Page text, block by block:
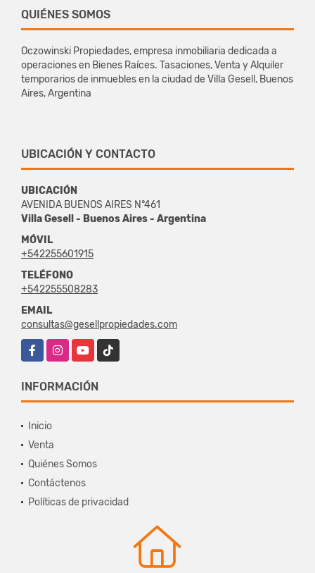
QUIÉNES SOMOS
Oczowinski Propiedades, empresa inmobiliaria dedicada a
operaciones en Bienes Raíces. Tasaciones, Venta y Alquiler
temporarios de inmuebles en la ciudad de Villa Gesell, Buenos
Aires, Argentina
UBICACIÓN Y CONTACTO
UBICACIÓN
AVENIDA BUENOS AIRES N°461
Villa Gesell - Buenos Aires - Argentina
MÓVIL
+542255601915
TELÉFONO
+542255508283
EMAIL
consultas@gesellpropiedades.com
FacebookInstagramYouTubeTikTok
INFORMACIÓN
Inicio
Venta
Quiénes Somos
Contáctenos
Políticas de privacidad